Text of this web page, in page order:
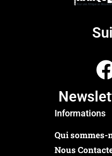
Informations
Qui sommes-
Nous